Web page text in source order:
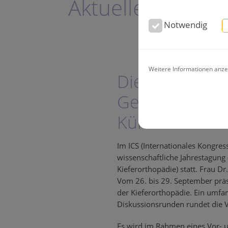
Notwendig
Weitere Informationen
Aktuelle News
Die 85.
Gesellschaft
Kürze!
Im ICS (Internationales
wissenschaftliche
Kieferorthopädie) statt. Frau
Vom 26. bis 29. September
der Kieferorthopädie. Ein
Diskussionsrunden rundet die